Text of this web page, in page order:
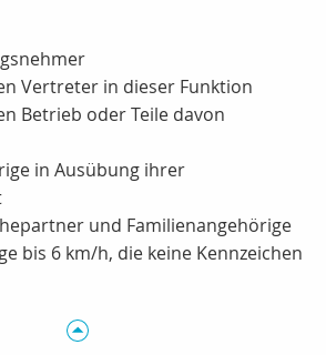
Vertreter in dieser Funktion
Betrieb oder Teile davon
in Ausübung ihrer
und Familienangehörige
bis 6 km/h, die keine Kennzeichen